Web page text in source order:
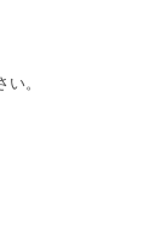
。